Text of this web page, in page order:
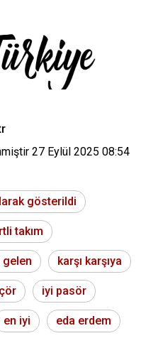
27 Eylül 2025 08:54
gösterildi
takım
gelen karşı karşıya
iyi pasör
en iyi eda erdem